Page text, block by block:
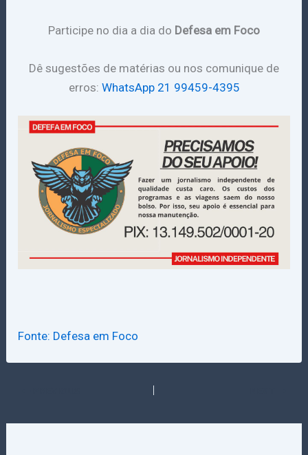
Participe no dia a dia do Defesa em Foco
Dê sugestões de matérias ou nos comunique de
erros: WhatsApp 21 99459-4395
Fonte: Defesa em Foco